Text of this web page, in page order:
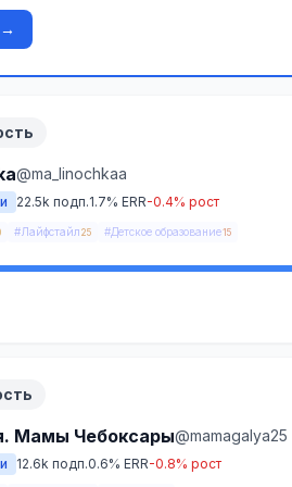
@ma_linochkaa
22.5k подп.1.7% ERR-0.4% рост
#Лайфстайл 25 #Детское образование15
Мамы Чебоксары@mamagalya25
12.6k подп.0.6% ERR-0.8% рост